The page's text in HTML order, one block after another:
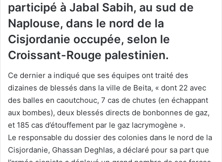
participé à Jabal Sabih, au sud de
Naplouse, dans le nord de la
Cisjordanie occupée, selon le
Croissant-Rouge palestinien.
Ce dernier a indiqué que ses équipes ont traité des
dizaines de blessés dans la ville de Beita, « dont 22 avec
des balles en caoutchouc, 7 cas de chutes (en échappant
aux bombes), deux blessés directs de bonbonnes de gaz,
et 185 cas d’étouffement par le gaz lacrymogène ».
Le responsable du dossier des colonies dans le nord de la
Cisjordanie, Ghassan Deghlas, a déclaré pour sa part que